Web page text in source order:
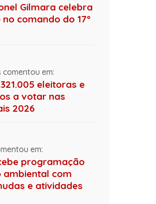
Gilmara celebra
comando do 17º
em:
eleitoras e
a votar nas
2026
em:
programação
ambiental com
e atividades